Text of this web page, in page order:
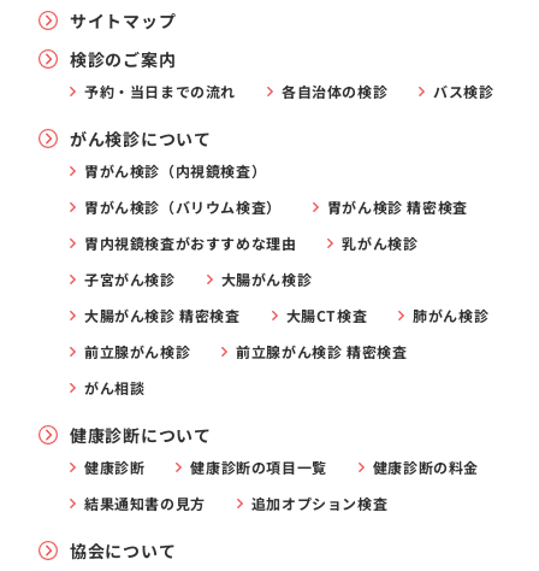
サイトマップ
検診のご案内
予約・当日までの流れ 各自治体の検診 バス検診
がん検診について
胃がん検診（内視鏡検査）
胃がん検診（バリウム検査）
胃がん検診 精密検査
胃内視鏡検査がおすすめな理由
乳がん検診
子宮がん検診
大腸がん検診
大腸がん検診 精密検査
大腸CT検査
肺がん検診
前立腺がん検診
前立腺がん検診 精密検査
がん相談
健康診断について
健康診断 健康診断の項目一覧
健康診断の料金
結果通知書の見方
追加オプション検査
協会について